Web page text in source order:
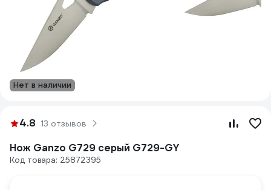
Нет в наличии
4.8 13 отзывов
Нож Ganzo G729 серый G729-GY
Код товара: 25872395